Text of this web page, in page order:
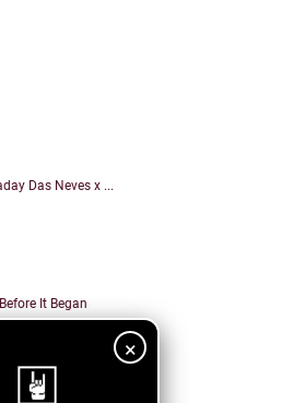
×
Das Neves x ...
It Began
You?